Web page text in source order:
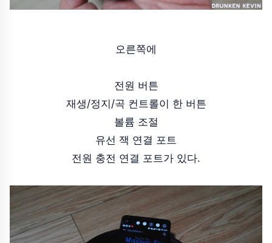
오른쪽에
전원 버튼
재생/정지/곡 컨트롤이 한 버튼
볼륨 조절
유선 잭 연결 포트
전원 충전 연결 포트가 있다.